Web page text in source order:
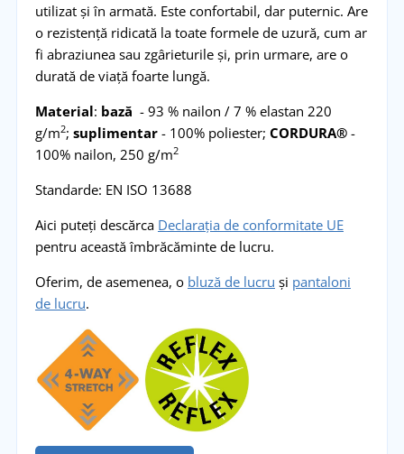
utilizat și în armată. Este confortabil, dar puternic. Are
o rezistență ridicată la toate formele de uzură, cum ar
fi abraziunea sau zgârieturile și, prin urmare, are o
durată de viață foarte lungă.
Material: bază - 93 % nailon / 7 % elastan 220
g/m2; suplimentar- 100% poliester; CORDURA®-
100% nailon, 250 g/m2
Standarde: EN ISO 13688
Aici puteți descărca Declarația de conformitate UE
pentru această îmbrăcăminte de lucru.
Oferim, de asemenea, o bluză de lucru și pantaloni
de lucru.